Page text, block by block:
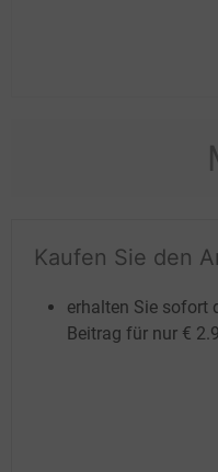
Kaufen Sie den
erhalten Sie sofort
Beitrag für nur €